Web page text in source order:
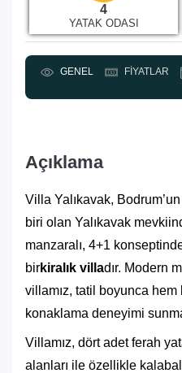
4
YATAK ODASI
GENEL FIYATLAR
Açıklama
Villa Yalıkavak,
biri olan Yalıkavak
manzaralı, 4+1
birkiralık villadır. Modern
villamız, tatil boyunca
konaklama deneyimi
Villamız, dört adet ferah
alanları ile özellikle